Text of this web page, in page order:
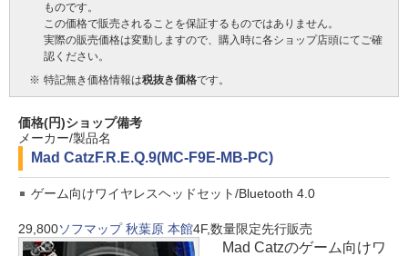
ものです。
この価格で販売されることを保証するものではありません。
実際の販売価格は変動しますので、購入時に各ショップ店頭にてご確
認ください。
※ 特記無き価格情報は税抜き価格です。
価格(円)ショップ備考
メーカー/製品名
Mad CatzF.R.E.Q.9(MC-F9E-MB-PC)
ゲーム向けワイヤレスヘッドセット/Bluetooth 4.0
29,800ソフマップ 秋葉原 本館4F,数量限定先行販売
Mad Catzのゲーム向けワ